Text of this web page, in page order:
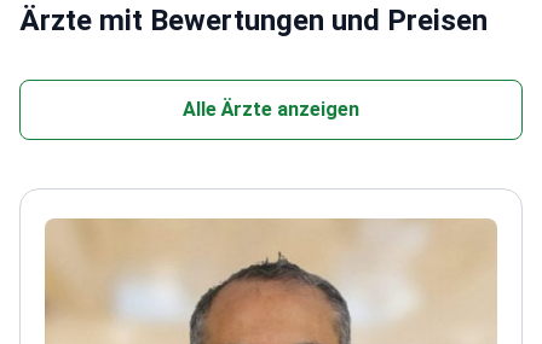
Ärzte mit Bewertungen und Preisen
Alle Ärzte anzeigen